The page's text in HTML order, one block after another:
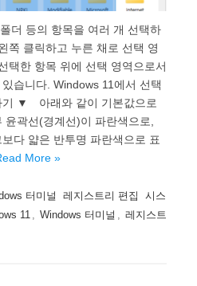
더 등의 항목을 여러 개 선택하
쪽 클릭하고 누른 채로 선택 영
택한 항목 위에 선택 영역으로서
습니다. Windows 11에서 선택
기 ▼ 아래와 같이 기본값으로
곽선(경계선)이 파란색으로,
다 얇은 반투명 파란색으로 표
More »
터미널 레지스트리 편집
시스
11 Windows 터미널
레지스트